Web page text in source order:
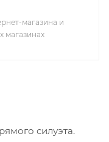
магазина и
магазинах
силуэта.